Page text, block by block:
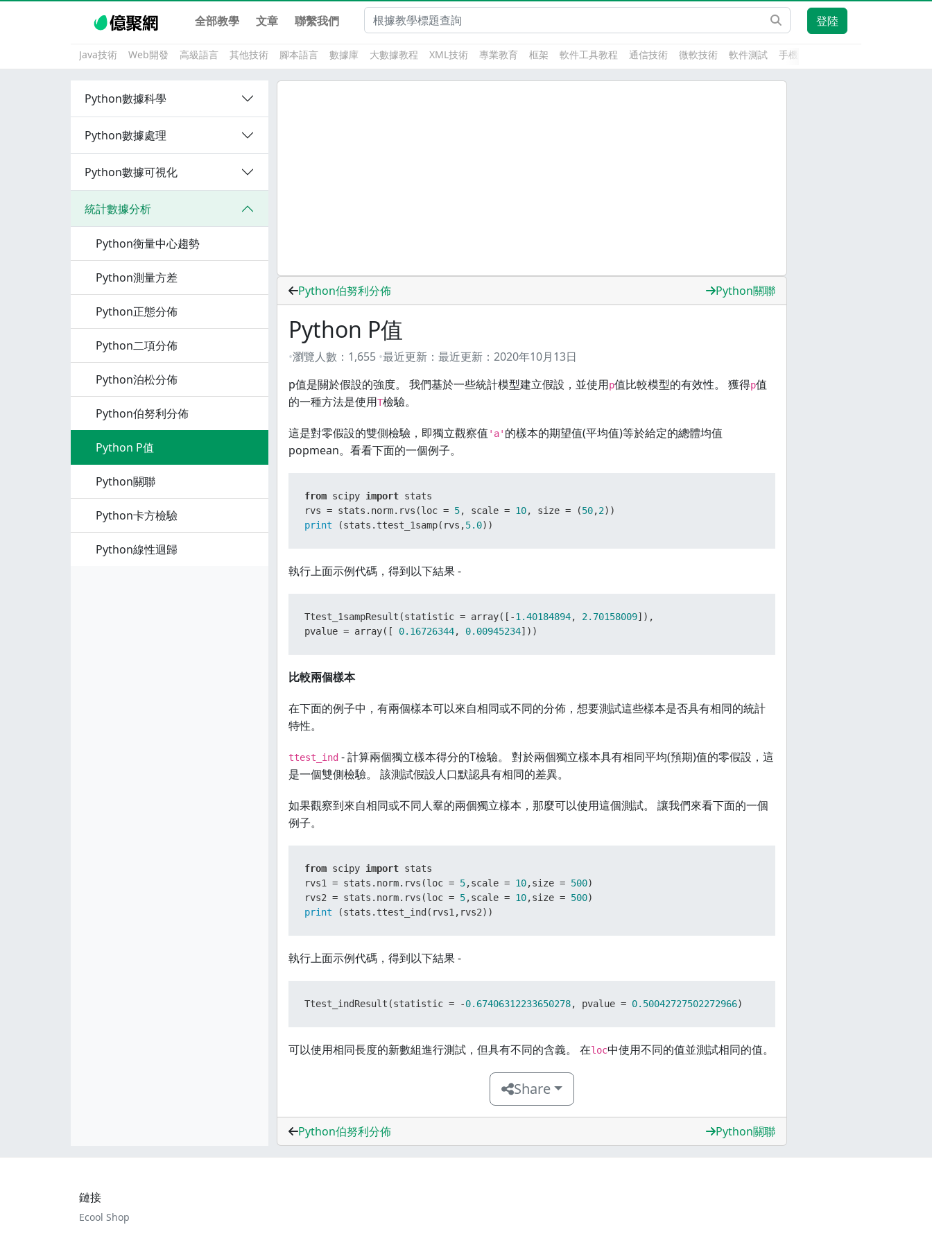
全部教學 文章 聯繫我們 登陸
Java技術 Web開發 高級語言 其他技術 腳本語言 數據庫 大數據教程 XML技術 專業教育 框架 軟件工具教程 通信技術 微軟技術 軟件測試 手機開發
Python數據科學
Python數據處理
Python數據可視化
統計數據分析
Python衡量中心趨勢
Python測量方差
Python正態分佈
Python二項分佈
Python泊松分佈
Python伯努利分佈
Python P值
Python關聯
Python卡方檢驗
Python線性迴歸
Python伯努利分佈 Python關聯
Python P值
瀏覽人數： 1,655 最近更新： 最近更新： 2020年10月13日
p值是關於假設的強度。 我們基於一些統計模型建立假設，並使用p值比較模型的有效性。 獲得p值
的一種方法是使用T檢驗。
這是對零假設的雙側檢驗，即獨立觀察值 'a' 的樣本的期望值(平均值)等於給定的總體均值
popmean。看看下面的一個例子。
from scipy import stats
rvs = stats.norm.rvs(loc = 5, scale = 10, size = (50,2
print (stats.ttest_1samp(rvs,5.0))
執行上面示例代碼，得到以下結果 -
Ttest_1sampResult(statistic = array([-1.40184894, 2.70158009]),
pvalue = array([ 0.16726344, 0.00945234]))
比較兩個樣本
在下面的例子中，有兩個樣本可以來自相同或不同的分佈，想要測試這些樣本是否具有相同的統計
特性。
ttest_ind - 計算兩個獨立樣本得分的T檢驗。 對於兩個獨立樣本具有相同平均(預期)值的零假設，這
是一個雙側檢驗。 該測試假設人口默認具有相同的差異。
如果觀察到來自相同或不同人羣的兩個獨立樣本，那麼可以使用這個測試。 讓我們來看下面的一個
例子。
from scipy import stats
rvs1 = stats.norm.rvs(loc = 5,scale = 10,size = 500)
rvs2 = stats.norm.rvs(loc = 5,scale = 10,size = 500
print (stats.ttest_ind(rvs1,rvs2))
執行上面示例代碼，得到以下結果 -
Ttest_indResult(statistic = -0.67406312233650278, pvalue = 0.50042727502272966)
可以使用相同長度的新數組進行測試，但具有不同的含義。 在loc中使用不同的值並測試相同的值。
Share
Python伯努利分佈 Python關聯
鏈接
Ecool Shop